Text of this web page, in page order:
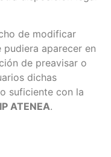
de modificar
aparecer en
de preavisar o
dichas
suficiente con la
ATENEA.